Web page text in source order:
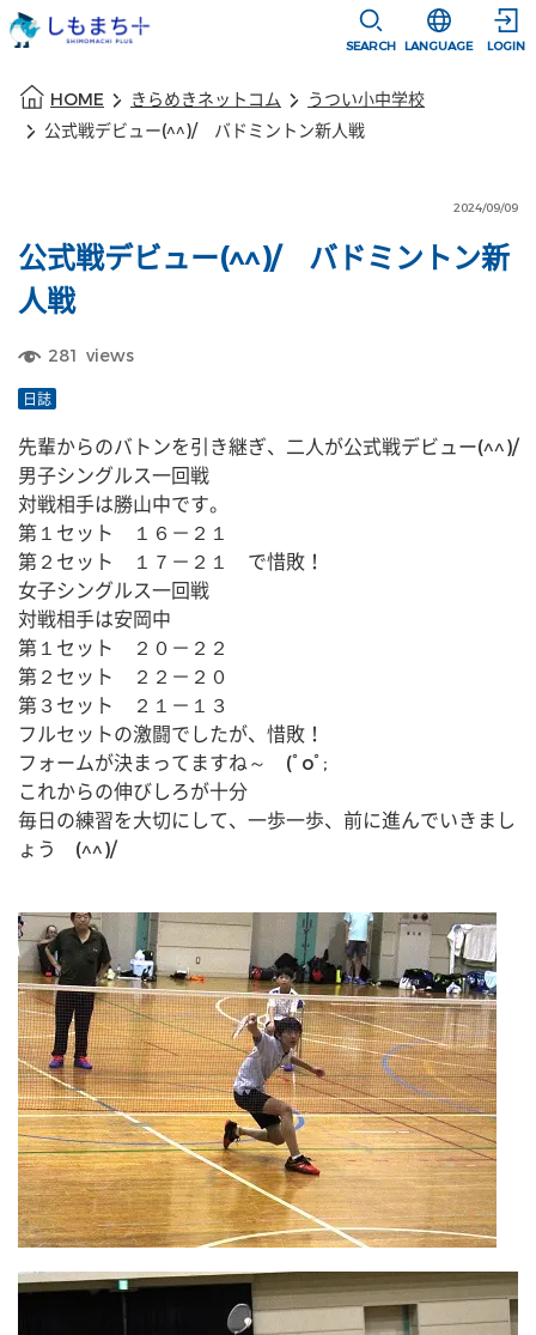
SEARCH
選択すると言
LANGUAGE LOGIN
HOME きらめきネットコム
うつい小中学校
公式戦デビュー(^^)/ バドミントン新人戦
2024/09/09
公式戦デビュー(^^)/ バドミントン新
人戦
281 views
日誌
先輩からのバトンを引き継ぎ、二人が公式戦デビュー(^^)/
男子シングルス一回戦
対戦相手は勝山中です。
第１セット　１６－２１
第２セット　１７－２１　で惜敗！
女子シングルス一回戦
対戦相手は安岡中
第１セット　２０－２２
第２セット　２２－２０
第３セット　２１－１３
フルセットの激闘でしたが、惜敗！
フォームが決まってますね～　(ﾟoﾟ;
これからの伸びしろが十分
毎日の練習を大切にして、一歩一歩、前に進んでいきまし
ょう　(^^)/